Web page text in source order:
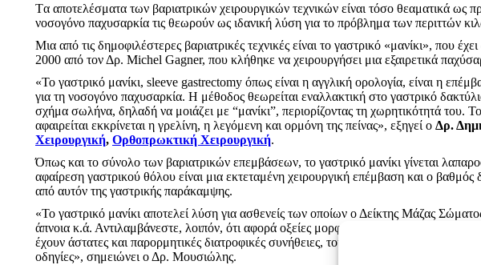
Tα αποτελέσματα των βαριατρικών χειρουργικών τεχνικών είναι τόσο θεαματικά ως
νοσογόνο παχυσαρκία τις θεωρούν ως ιδανική λύση για το πρόβλημα των περιττών
Μια από τις δημοφιλέστερες βαριατρικές τεχνικές είναι το γαστρικό «μανίκι», που
2000 από τον Δρ. Michel Gagner, που κλήθηκε να χειρουργήσει μια εξαιρετικά
«Το γαστρικό μανίκι, sleeve gastrectomy όπως είναι η αγγλική ορολογία, είναι η
για τη νοσογόνο παχυσαρκία. Η μέθοδος θεωρείται εναλλακτική στο γαστρικό
σχήμα σωλήνα, δηλαδή να μοιάζει με “μανίκι”, περιορίζοντας τη χωρητικότητά
αφαιρείται εκκρίνεται η γρελίνη, η λεγόμενη και ορμόνη της πείνας», εξηγεί ο Δρ.
Χειρουργική, Ορθοπρωκτική Χειρουργική.
Όπως και το σύνολο των βαριατρικών επεμβάσεων, το γαστρικό μανίκι γίνεται
αφαίρεση γαστρικού θόλου είναι μια εκτεταμένη χειρουργική επέμβαση και ο
από αυτόν της γαστρικής παράκαμψης.
«Το γαστρικό μανίκι αποτελεί λύση για ασθενείς των οποίων ο Δείκτης Μάζας
άπνοια κ.ά. Αντιλαμβάνεστε, λοιπόν, ότι αφορά οξείες μορφές παχυσαρκίας και
έχουν άστατες και παρορμητικές διατροφικές συνήθειες, τους αρέσει να
οδηγίες», σημειώνει ο Δρ. Μουσιώλης.